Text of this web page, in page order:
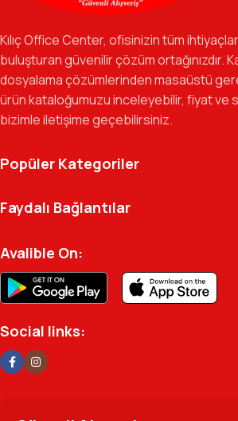
Özverili Takım Ruhu:İşini tutkuyla yapan,
güvenilir bir yol arkadaşı olmayı
Gelecek Vizyonu:Kurumsal kimliğimizi
markalarla güçlendirerek, Türkiye genelinde
geçen gün büyütmeye devam ediyoruz.
Kılıç Office Center
arşivinizdeki dosyaya kadar her
Ofisinizin enerjisini ve verimliliğini
profesyonel kadromuzla
Kılıç Office Center, ofisinizin tüm
buluşturan güvenilir çözüm ortağınızdır.
dosyalama çözümlerinden masaüstü
ürün kataloğumuzu inceleyebilir, fiyat ve
bizimle iletişime geçebilirsiniz.
Popüler Kategoriler
Faydalı Bağlantılar
Avalible On:
Social links: